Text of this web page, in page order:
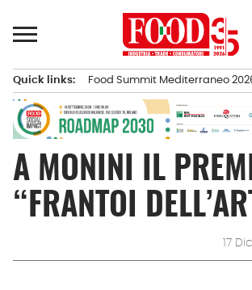
al
principale
Quick links: Food Summit Mediterraneo
A MONINI IL
“FRANTOI
17